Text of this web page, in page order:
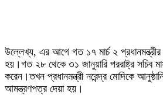
উল্লেখ্য, এর আগে গত ১৭ মার্চ ২ প্রধানমন্ত্রীর
হয়।গত ২৮ থেকে ৩১ জানুয়ারি পররাষ্ট্র সচিব
করেন।তখন প্রধানমন্ত্রী নরেন্দ্র মোদিকে
আমন্ত্রণপত্র দেয়া হয়।